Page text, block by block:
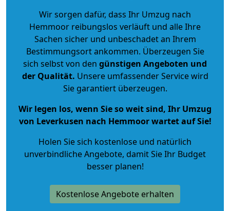
Wir sorgen dafür, dass Ihr Umzug nach
Hemmoor reibungslos verläuft und alle Ihre
Sachen sicher und unbeschadet an Ihrem
Bestimmungsort ankommen. Überzeugen Sie
sich selbst von den günstigen Angeboten und
der Qualität. Unsere umfassender Service wird
Sie garantiert überzeugen.
Wir legen los, wenn Sie so weit sind, Ihr Umzug
von Leverkusen nach Hemmoor wartet auf Sie!
Holen Sie sich kostenlose und natürlich
unverbindliche Angebote, damit Sie Ihr Budget
besser planen!
Kostenlose Angebote erhalten